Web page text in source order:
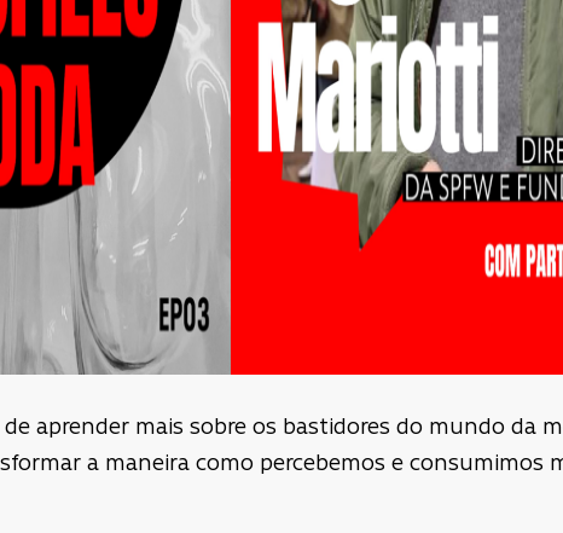
aprender mais sobre os bastidores do mundo da
a maneira como percebemos e consumimos